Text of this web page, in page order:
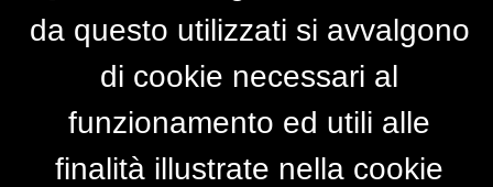
da questo utilizzati si avvalgono
di cookie necessari al
funzionamento ed utili alle
finalità illustrate nella cookie